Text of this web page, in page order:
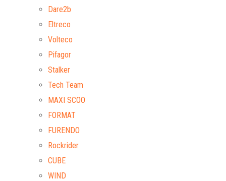
Dare2b
Eltreco
Volteco
Pifagor
Stalker
Tech Team
MAXI SCOO
FORMAT
FURENDO
Rockrider
CUBE
WIND